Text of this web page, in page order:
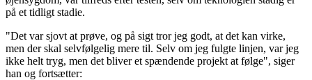
på et tidligt stadie.
"Det var sjovt at prøve, og på sigt tror jeg godt, at det kan virke,
men der skal selvfølgelig mere til. Selv om jeg fulgte linjen, var jeg
ikke helt tryg, men det bliver et spændende projekt at følge", siger
han og fortsætter: